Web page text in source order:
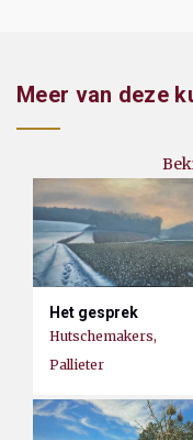
Meer van deze
Het gesprek
Hutschemakers,
Pallieter